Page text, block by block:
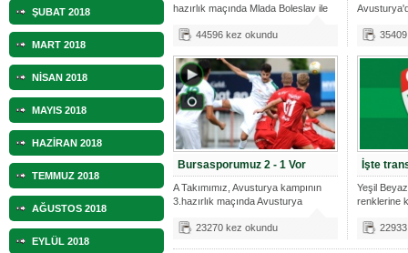
10.04.2023 14:44 |Hoş geldin Göktuğ Bebek!
30.12.2022 18:00 |Hoş geldin Kadir Kağan Bebek!
11.11.2025 14:13 |Hoş geldin Ertuğrul Bebek!
12.10.2025 17:30 |MUTLULUKLAR SİNAN SILACI
Hoş geldin Kerem Bebek!
Hoş geldin Aslan bebek!
03.01.2024 19:09 |Hoş geldin Güneş bebek!
ŞUBAT 2018
MART 2018
NİSAN 2018
MAYIS 2018
HAZİRAN 2018
TEMMUZ 2018
AĞUSTOS 2018
EYLÜL 2018
hazırlık maçında Mlada Boleslav ile
44596 kez okundu
Bursasporumuz 2 - 1 Vor
A Takımımız, Avusturya kampının
3.hazırlık maçında Avusturya
23270 kez okundu
İşte
Yeşil
renklerine